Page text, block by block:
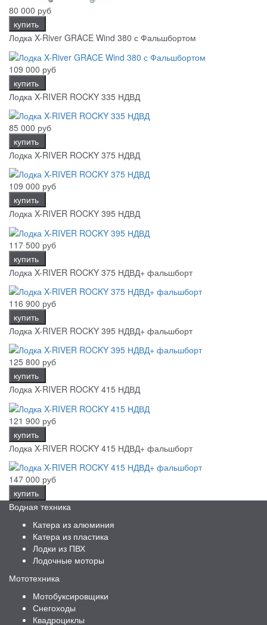
80 000 руб
купить
Лодка X-River GRACE Wind 380 с Фальшбортом
109 000 руб
купить
Лодка X-RIVER ROCKY 335 НДВД
85 000 руб
купить
Лодка X-RIVER ROCKY 375 НДВД
109 000 руб
купить
Лодка X-RIVER ROCKY 395 НДВД
117 500 руб
купить
Лодка X-RIVER ROCKY 375 НДВД+ фальшборт
116 900 руб
купить
Лодка X-RIVER ROCKY 395 НДВД+ фальшборт
125 800 руб
купить
Лодка X-RIVER ROCKY 415 НДВД
121 900 руб
купить
Лодка X-RIVER ROCKY 415 НДВД+ фальшборт
147 000 руб
купить
Водная техника
Катера из алюминия
Катера из пластика
Лодки из ПВХ
Лодочные моторы
Мототехника
Мотобуксировщики
Снегоходы
Квадроциклы